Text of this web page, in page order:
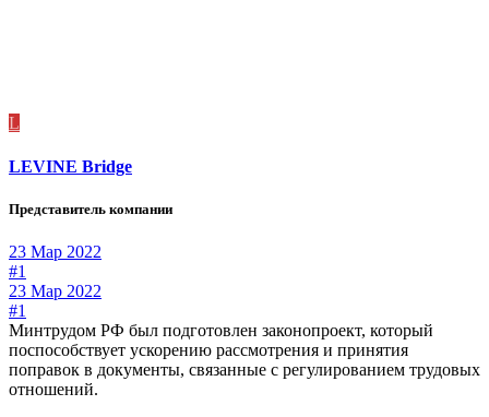
L
LEVINE Bridge
Представитель компании
23 Мар 2022
#1
23 Мар 2022
#1
Минтрудом РФ был подготовлен законопроект, который
поспособствует ускорению рассмотрения и принятия
поправок в документы, связанные с регулированием трудовых
отношений.